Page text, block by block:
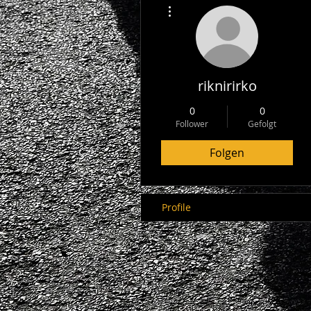
riknirirko
0
Follower
0
Gefolgt
Folgen
Profile